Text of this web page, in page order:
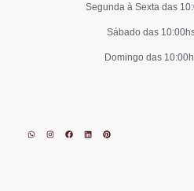
Segunda à Sexta das
Sábado das
Domingo das